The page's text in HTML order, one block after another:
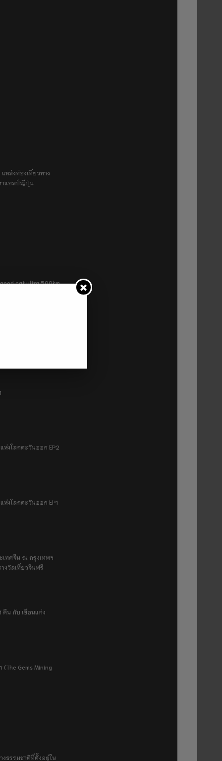
แหล่งท่องเที่ยวทาง
าแอลป์ญี่ปุ่น
cat ultra 500km
ห่งโลกตะวันออก EP2
ห่งโลกตะวันออก EP1
เทศจีน ณ กรุงเทพฯ
งวัลเที่ยวจีนฟรี
คืน กับ เขื่อนแก่ง
Gems Mining
งธรรมชาติที่ตั้งอยู่ใน